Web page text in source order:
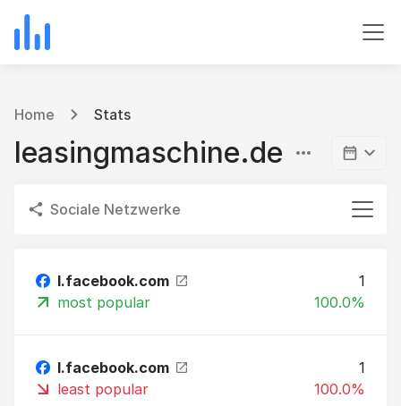
Home Stats
leasingmaschine.de
Sociale Netzwerke
l.facebook.com
1
most popular
100.0%
l.facebook.com
1
least popular
100.0%